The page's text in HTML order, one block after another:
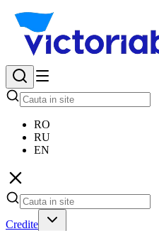
RO
RU
EN
Credite